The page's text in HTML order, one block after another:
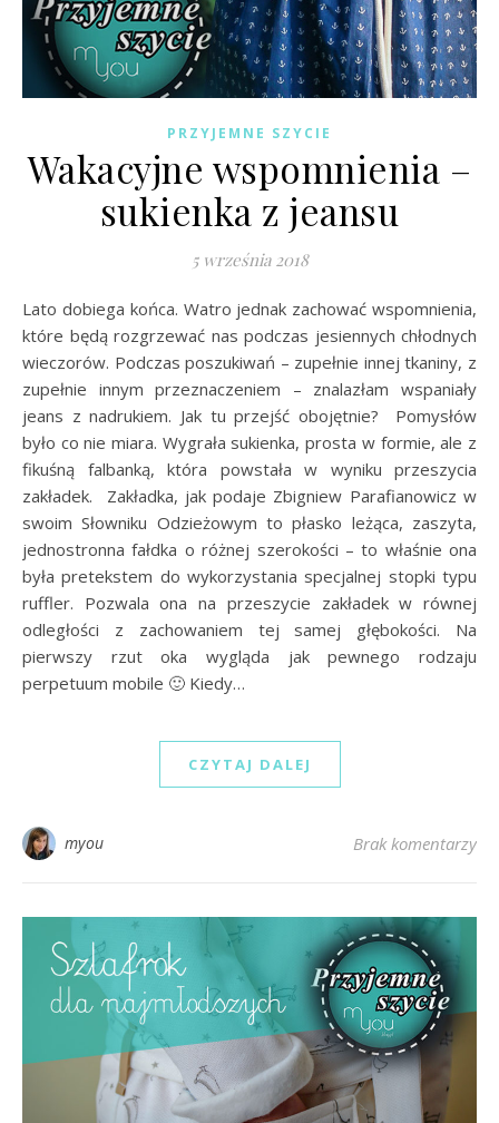
PRZYJEMNE SZYCIE
Wakacyjne wspomnienia –
sukienka z jeansu
5 września 2018
Lato dobiega końca. Watro jednak zachować wspomnienia,
które będą rozgrzewać nas podczas jesiennych chłodnych
wieczorów. Podczas poszukiwań – zupełnie innej tkaniny, z
zupełnie innym przeznaczeniem – znalazłam wspaniały
jeans z nadrukiem. Jak tu przejść obojętnie? Pomysłów
było co nie miara. Wygrała sukienka, prosta w formie, ale z
fikuśną falbanką, która powstała w wyniku przeszycia
zakładek. Zakładka, jak podaje Zbigniew Parafianowicz w
swoim Słowniku Odzieżowym to płasko leżąca, zaszyta,
jednostronna fałdka o różnej szerokości – to właśnie ona
była pretekstem do wykorzystania specjalnej stopki typu
ruffler. Pozwala ona na przeszycie zakładek w równej
odległości z zachowaniem tej samej głębokości. Na
pierwszy rzut oka wygląda jak pewnego rodzaju
perpetuum mobile 🙂 Kiedy…
CZYTAJ DALEJ
myou Brak komentarzy